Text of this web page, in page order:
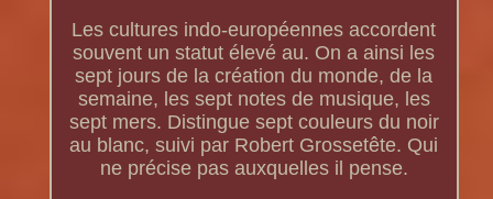
Les cultures indo-européennes accordent
souvent un statut élevé au. On a ainsi les
sept jours de la création du monde, de la
semaine, les sept notes de musique, les
sept mers. Distingue sept couleurs du noir
au blanc, suivi par Robert Grossetête. Qui
ne précise pas auxquelles il pense.